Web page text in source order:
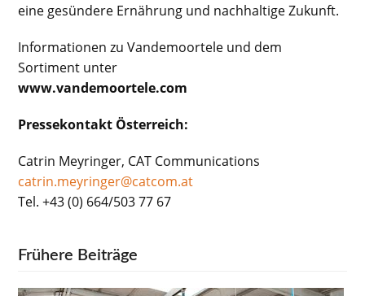
eine gesündere Ernährung und nachhaltige Zukunft.
Informationen zu Vandemoortele und dem
Sortiment unter
www.vandemoortele.com
Pressekontakt Österreich:
Catrin Meyringer, CAT Communications
catrin.meyringer@catcom.at
Tel. +43 (0) 664/503 77 67
Frühere Beiträge